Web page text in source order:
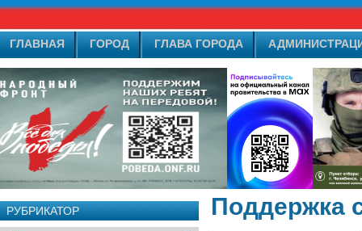
ГЛАВНАЯ ГОРОД ГЛАВА ГОРОДА
РУБРИКАТОР Поддержка